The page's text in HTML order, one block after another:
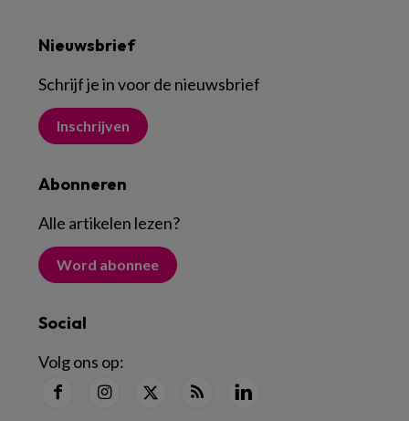
Nieuwsbrief
Schrijf je in voor de nieuwsbrief
Inschrijven
Abonneren
Alle artikelen lezen?
Word abonnee
Social
Volg ons op: